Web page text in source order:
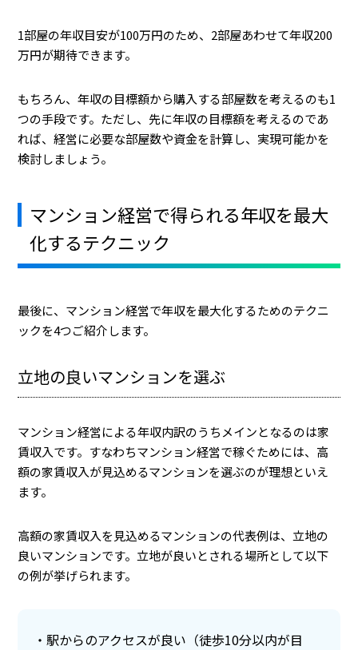
1部屋の年収目安が100万円のため、2部屋あわせて年収200
万円が期待できます。
もちろん、年収の目標額から購入する部屋数を考えるのも1
つの手段です。ただし、先に年収の目標額を考えるのであ
れば、経営に必要な部屋数や資金を計算し、実現可能かを
検討しましょう。
マンション経営で得られる年収を最大
化するテクニック
最後に、マンション経営で年収を最大化するためのテクニ
ックを4つご紹介します。
立地の良いマンションを選ぶ
マンション経営による年収内訳のうちメインとなるのは家
賃収入です。すなわちマンション経営で稼ぐためには、高
額の家賃収入が見込めるマンションを選ぶのが理想といえ
ます。
高額の家賃収入を見込めるマンションの代表例は、立地の
良いマンションです。立地が良いとされる場所として以下
の例が挙げられます。
駅からのアクセスが良い（徒歩10分以内が目